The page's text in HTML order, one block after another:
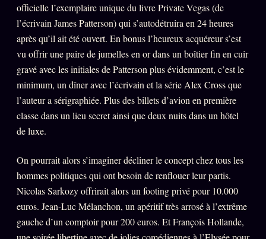
L'Association ★
S'abonner GRATUIT
Cercle Privé 30€/M
Mécène
Témoignages
85 000
Lectures des sœurs
Bienvenue nouveau membre
Manifeste pricing
Se connecter
Z/S SYSTEMS LINEAGE 10 ANS
officielle l’exemplaire unique du livre Private Vegas (de
l’écrivain James Patterson) qui s’autodétruira en 24 heures
après qu’il ait été ouvert. En bonus l’heureux acquéreur s’est
vu offrir une paire de jumelles en or dans un boîtier fin en cuir
gravé avec les initiales de Patterson plus évidemment, c’est le
minimum, un dîner avec l’écrivain et la série Alex Cross que
l’auteur a sérigraphiée. Plus des billets d’avion en première
classe dans un lieu secret ainsi que deux nuits dans un hôtel
de luxe.
On pourrait alors s’imaginer décliner le concept chez tous les
hommes politiques qui ont besoin de renflouer leur partis.
Nicolas Sarkozy offrirait alors un footing privé pour 10.000
euros. Jean-Luc Mélanchon, un apéritif très arrosé à l’extrême
gauche d’un comptoir pour 200 euros. Et François Hollande,